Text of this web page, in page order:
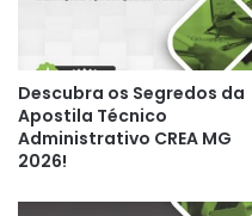
Descubra os Segredos da
Apostila Técnico
Administrativo CREA MG
2026!